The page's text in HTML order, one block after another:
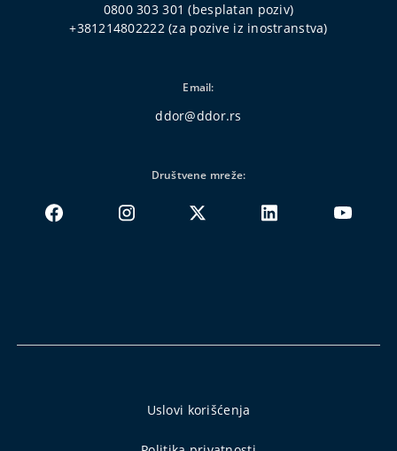
0800 303 301 (besplatan poziv)
+381214802222(za pozive iz inostranstva)
Email:
ddor@ddor.rs
Društvene mreže:
Uslovi korišćenja